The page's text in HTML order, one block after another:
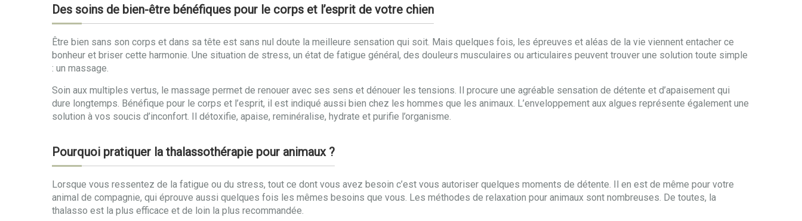
Des soins de bien-être bénéfiques pour le corps et l’esprit de votre chien
Être bien sans son corps et dans sa tête est sans nul doute la meilleure sensation qui soit. Mais quelques fois, les épreuves et aléas de la vie viennent entacher ce
bonheur et briser cette harmonie. Une situation de stress, un état de fatigue général, des douleurs musculaires ou articulaires peuvent trouver une solution toute simple
: un massage.
Soin aux multiples vertus, le massage permet de renouer avec ses sens et dénouer les tensions. Il procure une agréable sensation de détente et d’apaisement qui
dure longtemps. Bénéfique pour le corps et l’esprit, il est indiqué aussi bien chez les hommes que les animaux. L’enveloppement aux algues représente également une
solution à vos soucis d’inconfort. Il détoxifie, apaise, reminéralise, hydrate et purifie l’organisme.
Pourquoi pratiquer la thalassothérapie pour animaux ?
Lorsque vous ressentez de la fatigue ou du stress, tout ce dont vous avez besoin c’est vous autoriser quelques moments de détente. Il en est de même pour votre
animal de compagnie, qui éprouve aussi quelques fois les mêmes besoins que vous. Les méthodes de relaxation pour animaux sont nombreuses. De toutes, la
thalasso est la plus efficace et de loin la plus recommandée.